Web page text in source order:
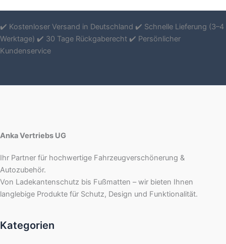
✔️ Kostenloser Versand in Deutschland ✔️ Schnelle Lieferung (3–4
Werktage) ✔️ 30 Tage Rückgaberecht ✔️ Persönlicher
Kundenservice
Anka Vertriebs UG
Ihr Partner für hochwertige Fahrzeugverschönerung &
Autozubehör.
Von Ladekantenschutz bis Fußmatten – wir bieten Ihnen
langlebige Produkte für Schutz, Design und Funktionalität.
Kategorien